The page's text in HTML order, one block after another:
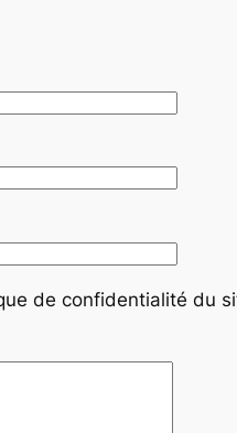
de confidentialité du